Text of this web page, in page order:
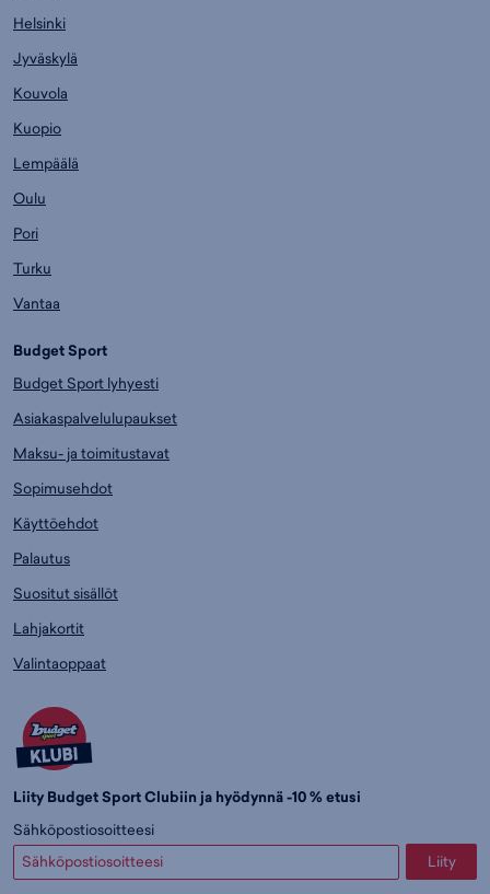
Helsinki
Jyväskylä
Kouvola
Kuopio
Lempäälä
Oulu
Pori
Turku
Vantaa
Budget Sport
Budget Sport lyhyesti
Asiakaspalvelulupaukset
Maksu- ja toimitustavat
Sopimusehdot
Käyttöehdot
Palautus
Suositut sisällöt
Lahjakortit
Valintaoppaat
Liity Budget Sport Clubiin ja hyödynnä -10 % etusi
Sähköpostiosoitteesi
Liity